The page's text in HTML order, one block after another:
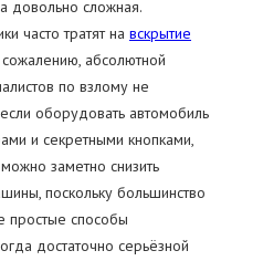
довольно сложная.
часто тратят на вскрытие
абсолютной
по взлому не
оборудовать автомобиль
и секретными кнопками,
заметно снизить
поскольку большинство
простые способы
достаточно серьёзной